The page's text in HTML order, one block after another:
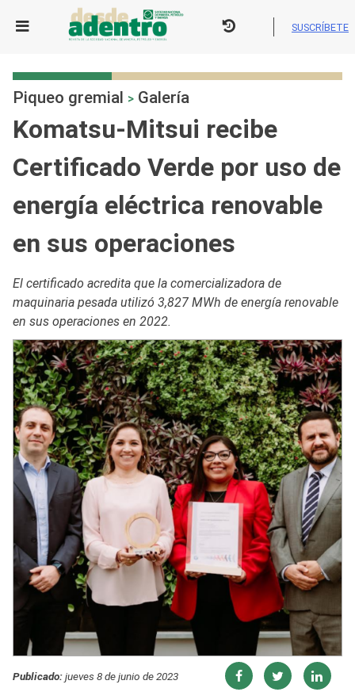
SUSCRÍBETE
Piqueo gremial > Galería
Komatsu-Mitsui recibe
Certificado Verde por uso de
energía eléctrica renovable
en sus operaciones
El certificado acredita que la comercializadora de
maquinaria pesada utilizó 3,827 MWh de energía renovable
en sus operaciones en 2022.
Publicado:jueves 8 de junio de 2023